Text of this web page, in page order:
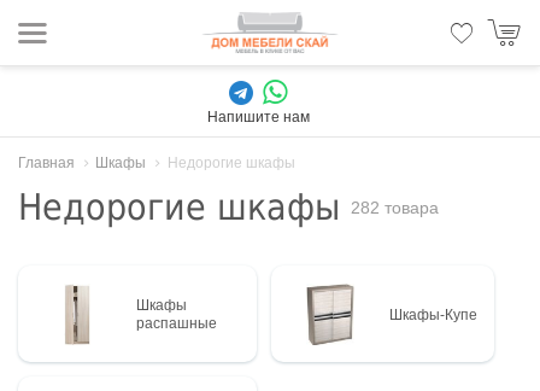
Напишите нам
Главная Шкафы Недорогие шкафы
Недорогие шкафы 282 товара
Шкафы
распашные
Шкафы-Купе